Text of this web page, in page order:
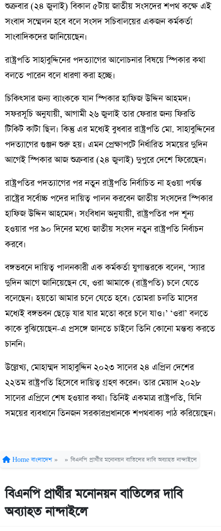
শুক্রবার (২৪ জুলাই) বিকাল ৫টায় জাতীয় সংসদের শপথ কক্ষে এই
সংবাদ সম্মেলন হবে বলে সংসদ সচিবালয়ের একজন কর্মকর্তা
সাংবাদিকদের জানিয়েছেন।
রাষ্ট্রপতি সাহাবুদ্দিনের পদত্যাগের আলোচনার বিষয়ে স্পিকার কথা
বলতে পারেন বলে ধারণা করা হচ্ছে।
চিকিৎসার জন্য ব্যাংককে যান স্পিকার হাফিজ উদ্দিন আহমদ।
সফরসূচি অনুযায়ী, আগামী ২৬ জুলাই তার ফেরার জন্য ফিরতি
টিকিট কাটা ছিল। কিন্তু এর মধ্যেই বুধবার রাষ্ট্রপতি মো. সাহাবুদ্দিনের
পদত্যাগের গুঞ্জন শুরু হয়। এমন প্রেক্ষাপটে নির্ধারিত সময়ের দুদিন
আগেই স্পিকার আজ শুক্রবার (২৪ জুলাই) দুপুরে দেশে ফিরেছেন।
রাষ্ট্রপতির পদত্যাগের পর নতুন রাষ্ট্রপতি নির্বাচিত না হওয়া পর্যন্ত
রাষ্ট্রের সর্বোচ্চ পদের দায়িত্ব পালন করবেন জাতীয় সংসদের স্পিকার
হাফিজ উদ্দিন আহমেদ। সংবিধান অনুযায়ী, রাষ্ট্রপতির পদ শূন্য
হওয়ার পর ৯০ দিনের মধ্যে জাতীয় সংসদ নতুন রাষ্ট্রপতি নির্বাচন
করবে।
বঙ্গভবনে দায়িত্ব পালনকারী এক কর্মকর্তা যুগান্তরকে বলেন, ‘স্যার
দুদিন আগে জানিয়েছেন যে, ওরা আমাকে (রাষ্ট্রপতি) চলে যেতে
বলেছেন। হয়তো আমার চলে যেতে হবে। তোমরা চলতি মাসের
মধ্যেই বঙ্গভবন ছেড়ে যার যার মতো করে চলে যাও।’ ‘ওরা’ বলতে
কাকে বুঝিয়েছেন-এ প্রসঙ্গে জানতে চাইলে তিনি কোনো মন্তব্য করতে
চাননি।
উল্লেখ্য, মোহাম্মদ সাহাবুদ্দিন ২০২৩ সালের ২৪ এপ্রিল দেশের
২২তম রাষ্ট্রপতি হিসেবে দায়িত্ব গ্রহণ করেন। তার মেয়াদ ২০২৮
সালের এপ্রিলে শেষ হওয়ার কথা। তিনিই একমাত্র রাষ্ট্রপতি, যিনি
সময়ের ব্যবধানে তিনজন সরকারপ্রধানকে শপথবাক্য পাঠ করিয়েছেন।
Home বাংলাদেশ » » বিএনপি প্রার্থীর মনোনয়ন বাতিলের দাবি অব্যাহত নান্দাইলে
বিএনপি প্রার্থীর মনোনয়ন বাতিলের দাবি
অব্যাহত নান্দাইলে